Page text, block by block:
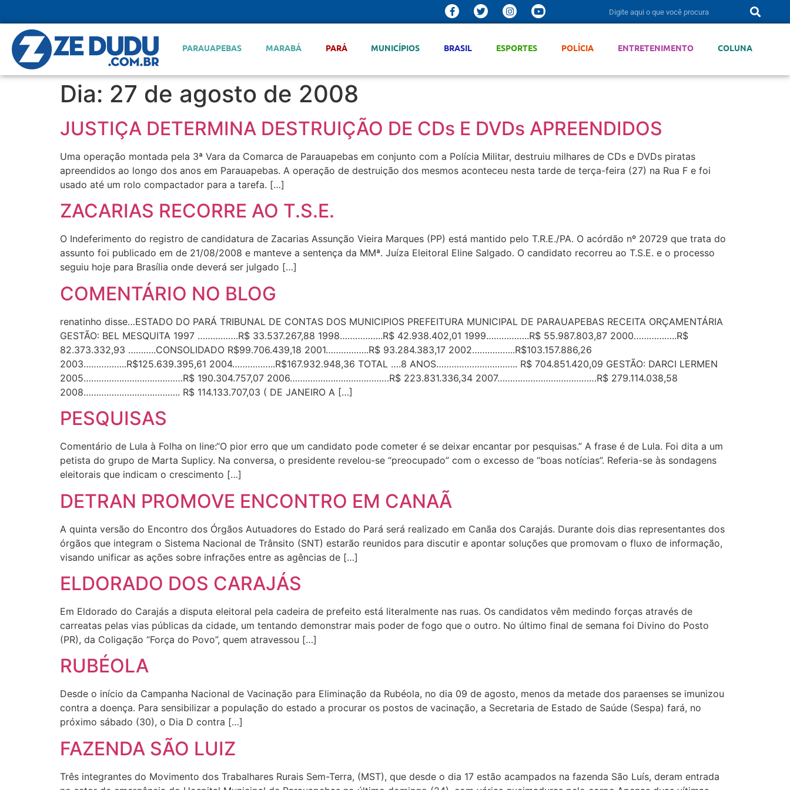
PARAUAPEBAS MARABÁ PARÁ MUNICÍPIOS BRASIL ESPORTES POLÍCIA ENTRETENIMENTO COLUNA
Dia: 27 de agosto de 2008
JUSTIÇA DETERMINA DESTRUIÇÃO DE CDs E DVDs APREENDIDOS
Uma operação montada pela 3ª Vara da Comarca de Parauapebas em conjunto com a Polícia Militar, destruiu milhares de CDs e DVDs piratas
apreendidos ao longo dos anos em Parauapebas. A operação de destruição dos mesmos aconteceu nesta tarde de terça-feira (27) na Rua F e foi
usado até um rolo compactador para a tarefa. […]
ZACARIAS RECORRE AO T.S.E.
O Indeferimento do registro de candidatura de Zacarias Assunção Vieira Marques (PP) está mantido pelo T.R.E./PA. O acórdão nº 20729 que trata do
assunto foi publicado em de 21/08/2008 e manteve a sentença da MMª. Juíza Eleitoral Eline Salgado. O candidato recorreu ao T.S.E. e o processo
seguiu hoje para Brasília onde deverá ser julgado […]
COMENTÁRIO NO BLOG
renatinho disse…ESTADO DO PARÁ TRIBUNAL DE CONTAS DOS MUNICIPIOS PREFEITURA MUNICIPAL DE PARAUAPEBAS RECEITA ORÇAMENTÁRIA
GESTÃO: BEL MESQUITA 1997 …………….R$ 33.537.267,88 1998……………..R$ 42.938.402,01 1999……………..R$ 55.987.803,87 2000……………..R$
82.373.332,93 ………..CONSOLIDADO R$99.706.439,18 2001……………..R$ 93.284.383,17 2002……………..R$103.157.886,26
2003……………..R$125.639.395,61 2004……………..R$167.932.948,36 TOTAL ….8 ANOS………………………….. R$ 704.851.420,09 GESTÃO: DARCI LERMEN
2005…………………………………R$ 190.304.757,07 2006…………………………………R$ 223.831.336,34 2007…………………………………R$ 279.114.038,58
2008……………………………….. R$ 114.133.707,03 ( DE JANEIRO A […]
PESQUISAS
Comentário de Lula à Folha on line:“O pior erro que um candidato pode cometer é se deixar encantar por pesquisas.” A frase é de Lula. Foi dita a um
petista do grupo de Marta Suplicy. Na conversa, o presidente revelou-se “preocupado” com o excesso de “boas notícias”. Referia-se às sondagens
eleitorais que indicam o crescimento […]
DETRAN PROMOVE ENCONTRO EM CANAÃ
A quinta versão do Encontro dos Órgãos Autuadores do Estado do Pará será realizado em Canãa dos Carajás. Durante dois dias representantes dos
órgãos que integram o Sistema Nacional de Trânsito (SNT) estarão reunidos para discutir e apontar soluções que promovam o fluxo de informação,
visando unificar as ações sobre infrações entre as agências de […]
ELDORADO DOS CARAJÁS
Em Eldorado do Carajás a disputa eleitoral pela cadeira de prefeito está literalmente nas ruas. Os candidatos vêm medindo forças através de
carreatas pelas vias públicas da cidade, um tentando demonstrar mais poder de fogo que o outro. No último final de semana foi Divino do Posto
(PR), da Coligação “Força do Povo”, quem atravessou […]
RUBÉOLA
Desde o início da Campanha Nacional de Vacinação para Eliminação da Rubéola, no dia 09 de agosto, menos da metade dos paraenses se imunizou
contra a doença. Para sensibilizar a população do estado a procurar os postos de vacinação, a Secretaria de Estado de Saúde (Sespa) fará, no
próximo sábado (30), o Dia D contra […]
FAZENDA SÃO LUIZ
Três integrantes do Movimento dos Trabalhares Rurais Sem-Terra, (MST), que desde o dia 17 estão acampados na fazenda São Luís, deram entrada